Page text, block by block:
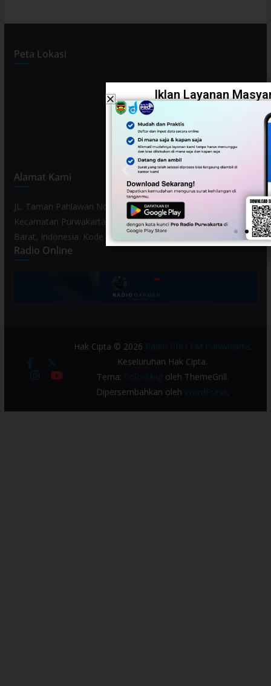
Peta Lokasi
Alamat Kami
JL. Taman Pahlawan No. 80, Kelurahan Purwamekar,
Kecamatan Purwakarta, Kabupaten Purwakarta, Provinsi Jawa
Barat, Indonesia. Kode Pos 41119.
Radio Online
Hak Cipta © 2026 Radio PRO FM Purwakarta.
Keseluruhan Hak Cipta.
Tema: ColorMagoleh ThemeGrill.
Dipersembahkan oleh WordPress.
Iklan Layanan